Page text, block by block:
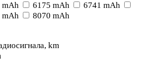
mAh 6175 mAh
6741 mAh
mAh
8070 mAh
km